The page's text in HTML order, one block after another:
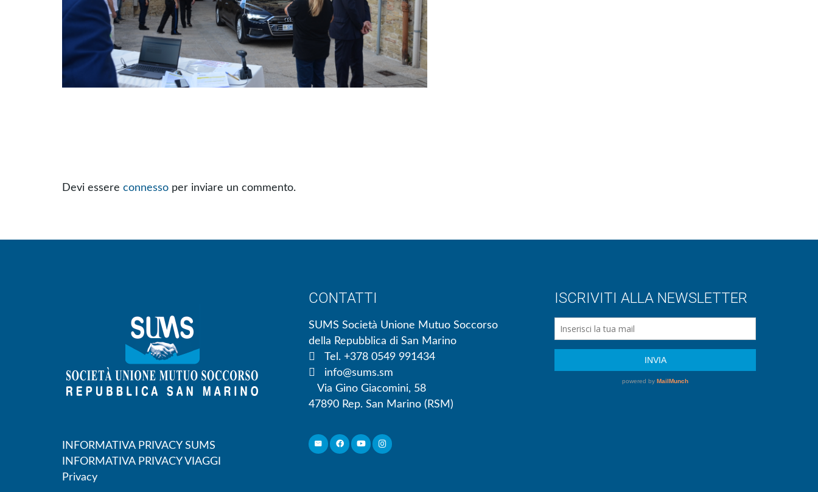
Devi essere connesso per inviare un commento.
INFORMATIVA PRIVACY SUMS
INFORMATIVA PRIVACY VIAGGI
Privacy
CONTATTI
SUMS Società Unione Mutuo Soccorso
della Repubblica di San Marino
Tel. +378 0549 991434
info@sums.sm
Via Gino Giacomini, 58
47890 Rep. San Marino (RSM)
ISCRIVITI ALLA NEWSLETTER